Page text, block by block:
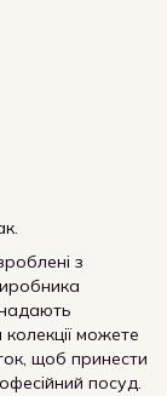
з
надають
можете
щоб принести
посуд.